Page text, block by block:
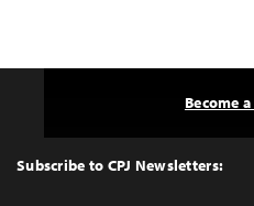
Top
Subscribe to CPJ Newsletters:
Become